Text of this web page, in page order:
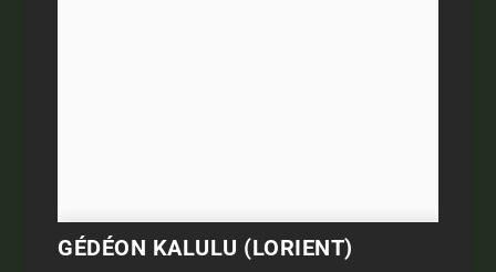
GÉDÉON KALULU (LORIENT)